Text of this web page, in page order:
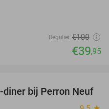
Regulier €100
€39,95
33%
bij Perron Neuf